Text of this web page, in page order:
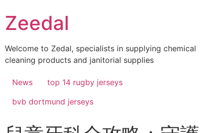
to
content
Zeedal
Welcome to Zedal, specialists in supplying chemical
cleaning products and janitorial supplies
News
top 14 rugby jerseys
bvb dortmund jerseys